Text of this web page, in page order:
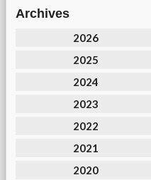
Archives
2026
2025
2024
2023
2022
2021
2020